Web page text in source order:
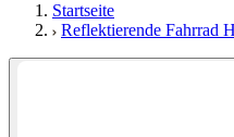
Startseite
Reflektierende Fahrrad